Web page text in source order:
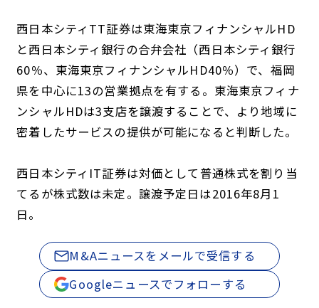
西日本シティTT証券は東海東京フィナンシャルHD
と西日本シティ銀行の合弁会社（西日本シティ銀行
60％、東海東京フィナンシャルHD40％）で、福岡
県を中心に13の営業拠点を有する。東海東京フィナ
ンシャルHDは3支店を譲渡することで、より地域に
密着したサービスの提供が可能になると判断した。
西日本シティIT証券は対価として普通株式を割り当
てるが株式数は未定。譲渡予定日は2016年8月1
日。
M&Aニュースをメールで受信する
Googleニュースでフォローする